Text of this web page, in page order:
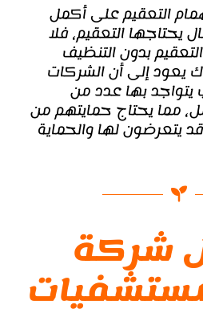
التعقيم على أكمل
يحتاجها التعقيم، فلا
بدون التنظيف
يعود إلى أن الشركات
بها عدد من
مما يحتاج حمايتهم من
لها والحماية
شركة